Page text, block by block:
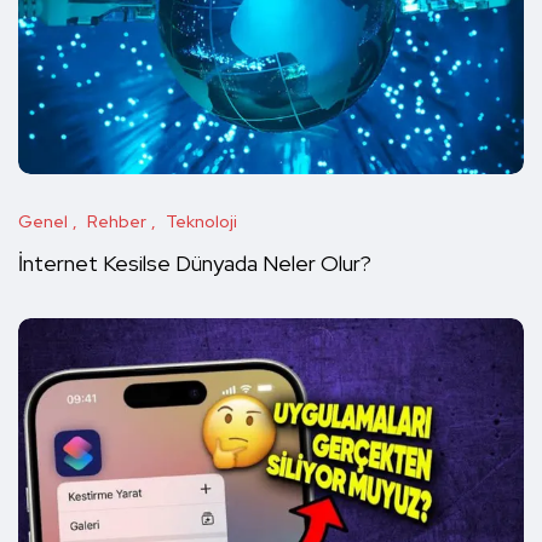
Genel Rehber Teknoloji
İnternet Kesilse Dünyada Neler Olur?